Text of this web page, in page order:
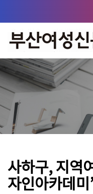
사하구, 지역
자인아카데미